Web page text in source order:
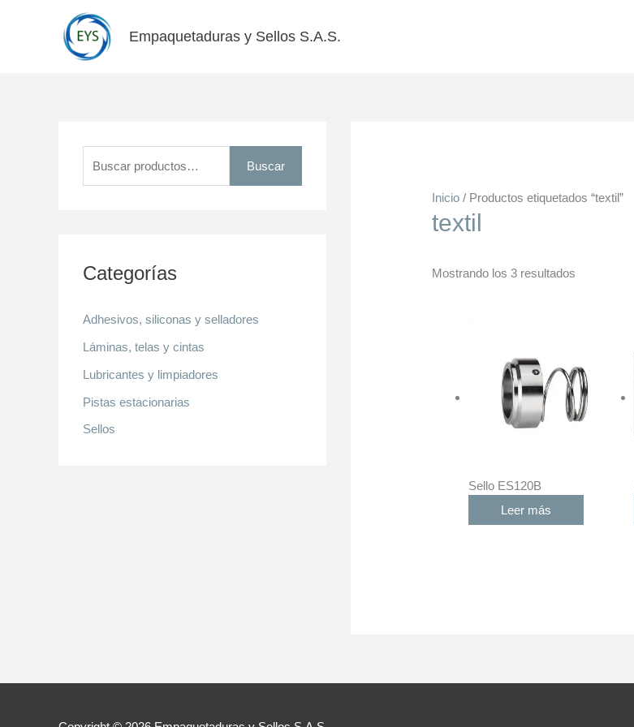
Empaquetaduras y Sellos S.A.S.
p
r
:
Buscar
Categorías
Adhesivos, siliconas y selladores
Láminas, telas y cintas
Lubricantes y limpiadores
Pistas estacionarias
Sellos
Inicio / Productos etiquetados “textil”
textil
Mostrando los 3 resultados
Sello ES120B
Leer más